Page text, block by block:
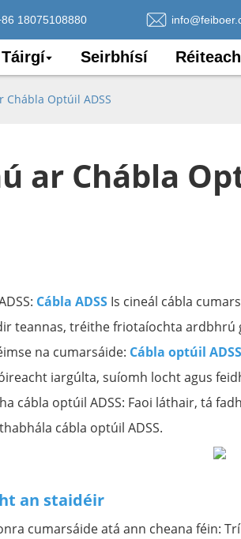
18075108880
Táirgí Seirbhísí Réiteach
Optúil ADSS
ar Chábla
Cábla ADSS Is cineál cábla
teannas, tréithe friotaíochta ardbhrú
na cumarsáide: Cábla optúil ADSS
iargúlta, suíomh locht agus
cábla optúil ADSS: Faoi láthair, tá
cábla optúil ADSS.
an staidéir
cumarsáide atá ann cheana féin: